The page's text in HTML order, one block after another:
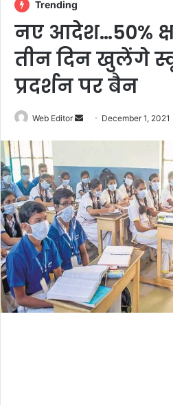
Trending
नए आदेश…50%
तीन दिन खुलेंगे
प्रदर्शन पर बैन
Web Editor
d
a
e
m
a
i
December 1, 2021